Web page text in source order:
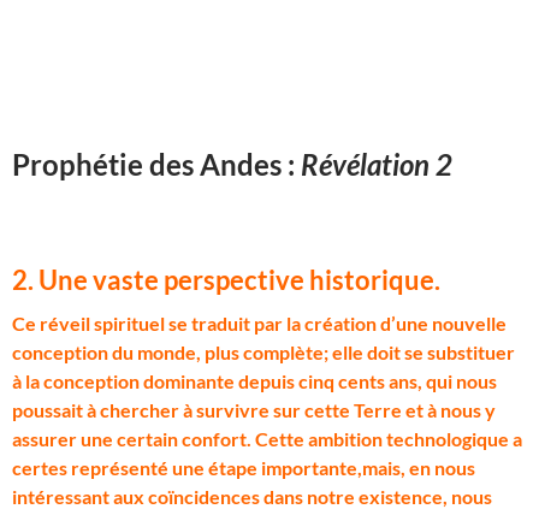
Prophétie des Andes : Révélation 2
2. Une vaste perspective historique.
Ce réveil spirituel se traduit par la création d’une nouvelle
conception du monde, plus complète; elle doit se substituer
à la conception dominante depuis cinq cents ans, qui nous
poussait à chercher à survivre sur cette Terre et à nous y
assurer une certain confort. Cette ambition technologique a
certes représenté une étape importante,mais, en nous
intéressant aux coïncidences dans notre existence, nous